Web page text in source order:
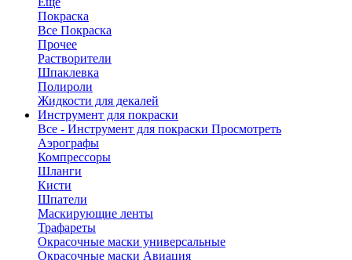
Покраска
Все Покраска
Прочее
Растворители
Шпаклевка
Полироли
Жидкости для декалей
Инструмент для покраски
Все - Инструмент для покраски Просмотреть
Аэрографы
Компрессоры
Шланги
Кисти
Шпатели
Маскирующие ленты
Трафареты
Окрасочные маски универсальные
Окрасочные маски Авиация